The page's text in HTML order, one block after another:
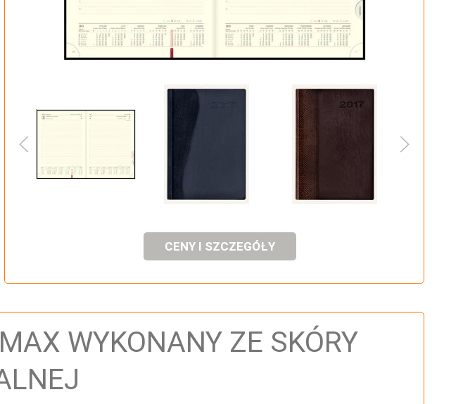
CENY I SZCZEGÓŁY
WYKONANY ZE SKÓRY